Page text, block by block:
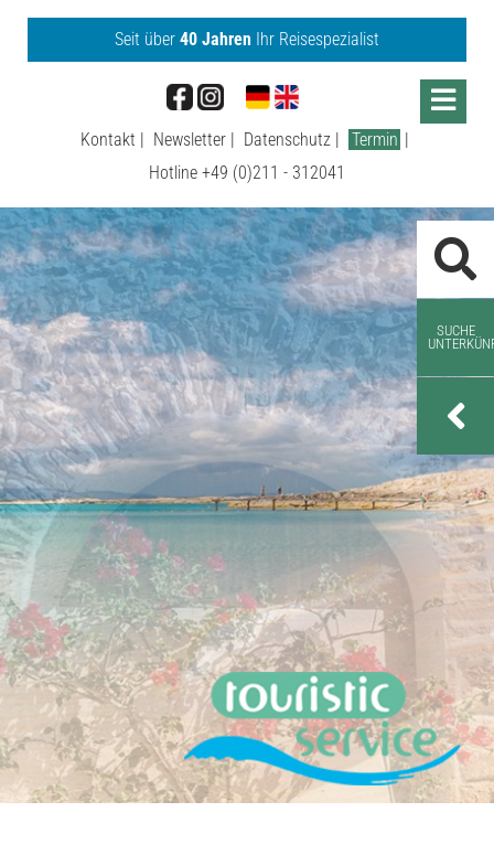
Kontakt Newsletter Datenschutz
Termin
Hotline +49 (0)211 - 312041
Seit über 40 Jahren Ihr Reisespezialist
SUCHE